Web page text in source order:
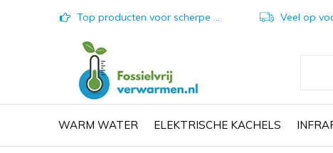
WARM WATER ELEKTRISCHE KACHELS
Top producten voor scherpe prijzen Veel op